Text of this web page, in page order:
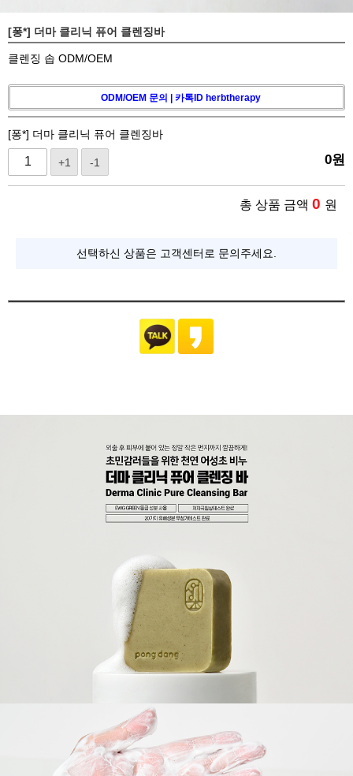
[퐁*] 더마 클리닉 퓨어 클렌징바
클렌징 솝 ODM/OEM
ODM/OEM 문의 | 카톡ID herbtherapy
[퐁*] 더마 클리닉 퓨어 클렌징바
+1 -1 0원
총 상품 금액 0 원
선택하신 상품은 고객센터로 문의주세요.